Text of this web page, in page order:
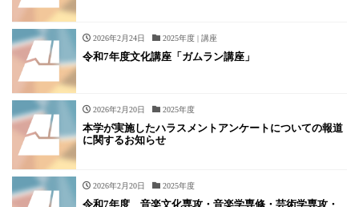
2026年2月24日 2025年度 | 講座
令和7年度文化講座「ガムラン講座」
2026年2月20日 2025年度
本学が実施したハラスメントアンケートについての報道
に関するお知らせ
2026年2月20日 2025年度
令和7年度 音楽文化専攻・音楽学専修・芸術学専攻・